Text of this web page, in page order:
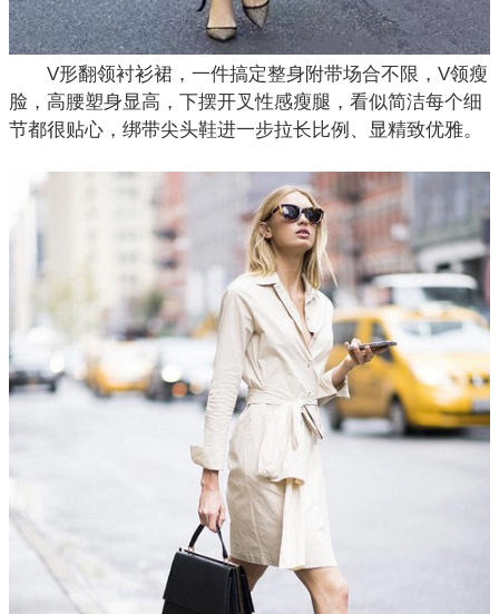
V形翻领衬衫裙，一件搞定整身附带场合不限，V领瘦
脸，高腰塑身显高，下摆开叉性感瘦腿，看似简洁每个细
节都很贴心，绑带尖头鞋进一步拉长比例、显精致优雅。